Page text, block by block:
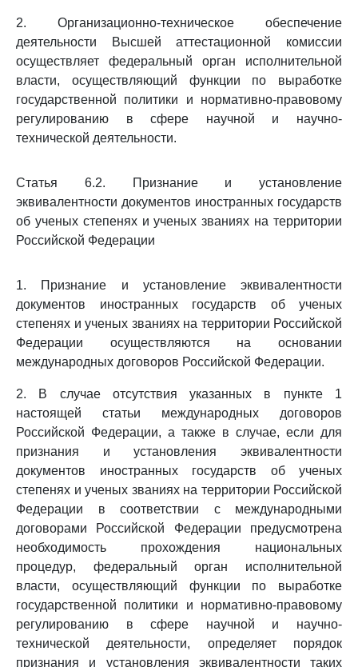
2. Организационно-техническое обеспечение
деятельности Высшей аттестационной комиссии
осуществляет федеральный орган исполнительной
власти, осуществляющий функции по выработке
государственной политики и нормативно-правовому
регулированию в сфере научной и научно-
технической деятельности.
Статья 6.2. Признание и установление
эквивалентности документов иностранных государств
об ученых степенях и ученых званиях на территории
Российской Федерации
1. Признание и установление эквивалентности
документов иностранных государств об ученых
степенях и ученых званиях на территории Российской
Федерации осуществляются на основании
международных договоров Российской Федерации.
2. В случае отсутствия указанных в пункте 1
настоящей статьи международных договоров
Российской Федерации, а также в случае, если для
признания и установления эквивалентности
документов иностранных государств об ученых
степенях и ученых званиях на территории Российской
Федерации в соответствии с международными
договорами Российской Федерации предусмотрена
необходимость прохождения национальных
процедур, федеральный орган исполнительной
власти, осуществляющий функции по выработке
государственной политики и нормативно-правовому
регулированию в сфере научной и научно-
технической деятельности, определяет порядок
признания и установления эквивалентности таких